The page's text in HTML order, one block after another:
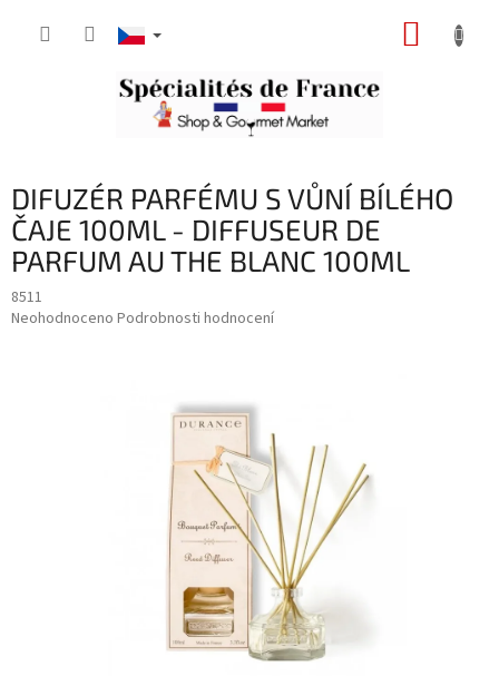
DIFUZÉR PARFÉMU S VŮNÍ BÍLÉHO
ČAJE 100ML - DIFFUSEUR DE
PARFUM AU THE BLANC 100ML
8511
Průměrné
Neohodnoceno Podrobnosti hodnocení